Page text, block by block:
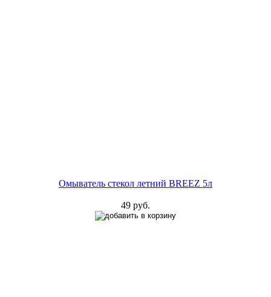
Омыватель стекол летний BREEZ 5л
49 руб.